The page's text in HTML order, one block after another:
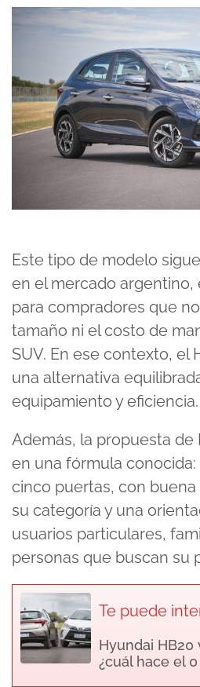
Este tipo de modelo
en el mercado argentino,
para compradores que
tamaño ni el costo de
SUV. En ese contexto, el
una alternativa
equipamiento y eficiencia.
Además, la propuesta de
en una fórmula
cinco puertas, con
su categoría y una
usuarios particulares,
personas que buscan su
Te puede
Hyundai HB20
¿cuál hace el